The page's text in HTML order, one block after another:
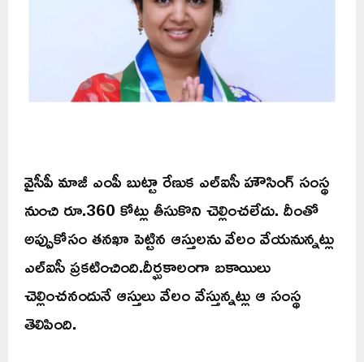
వైసీపీ మాజీ ఎంపీ బుట్టా రేణుక ఎల్‌ఐసీ హౌసింగ్‌ సంస్థ
నుంచి రూ.360 కోట్లు తీసుకొని చెల్లించలేదు. దీంతో
అప్పుకోసం తనఖా పెట్టిన ఆస్తులను వేలం వేయనున్నట్లు
ఎల్‌ఐసీ ప్రకటించింది.దీర్ఘకాలంగా బకాయిలు
చెల్లించనందునే ఆస్తులు వేలం వేస్తున్నట్లు ఆ సంస్థ
తెలిపింది.